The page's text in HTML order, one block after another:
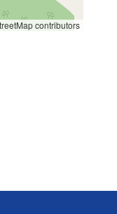
contributors